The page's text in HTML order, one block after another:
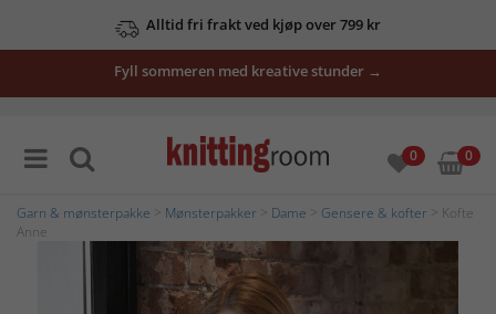
Alltid fri frakt ved kjøp over 799 kr
Fyll sommeren med kreative stunder →
0 0
Garn & mønsterpakke Mønsterpakker Dame Gensere & kofter > Kofte
Anne